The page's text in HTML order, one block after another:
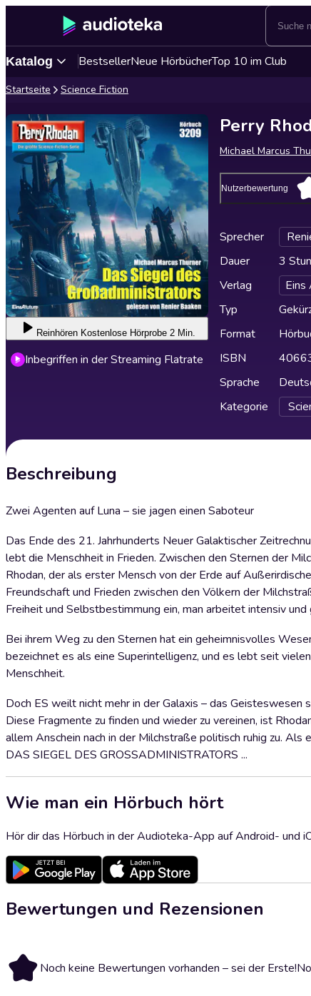
Katalog BestsellerNeue HörbücherTop 10 im Club
Startseite Science Fiction
Reinhören Kostenlose Hörprobe 2 Min.
Inbegriffen in der Streaming Flatrate
Perry
Michael Marcus
Nutzerbewertung
Sprecher
Dauer
3
Verlag
Eins
Typ
Format
ISBN
Sprache
Kategorie
Beschreibung
Zwei Agenten auf Luna – sie jagen einen Saboteur
Das Ende des 21. Jahrhunderts Neuer Galaktischer
lebt die Menschheit in Frieden. Zwischen den Sternen der
Rhodan, der als erster Mensch von der Erde auf
Freundschaft und Frieden zwischen den Völkern der
Freiheit und Selbstbestimmung ein, man arbeitet intensiv
Bei ihrem Weg zu den Sternen hat ein geheimnisvolles
bezeichnet es als eine Superintelligenz, und es lebt seit
Menschheit.
Doch ES weilt nicht mehr in der Galaxis – das
Diese Fragmente zu finden und wieder zu vereinen, ist
allem Anschein nach in der Milchstraße politisch ruhig zu.
DAS SIEGEL DES GROSSADMINISTRATORS ...
Wie man ein Hörbuch hört
Hör dir das Hörbuch in der Audioteka-App auf Android- und
Bewertungen und Rezensionen
Noch keine Bewertungen vorhanden – sei der Erste!